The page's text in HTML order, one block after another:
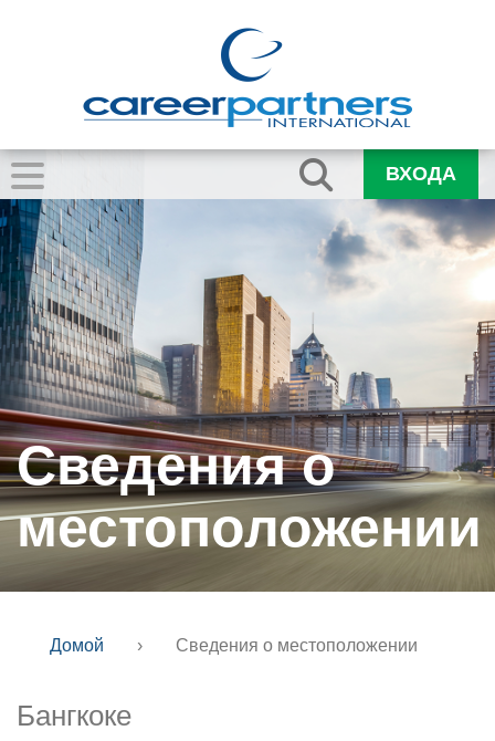
ВХОДА
Сведения о
местоположении
Домой › Сведения о местоположении
Бангкоке